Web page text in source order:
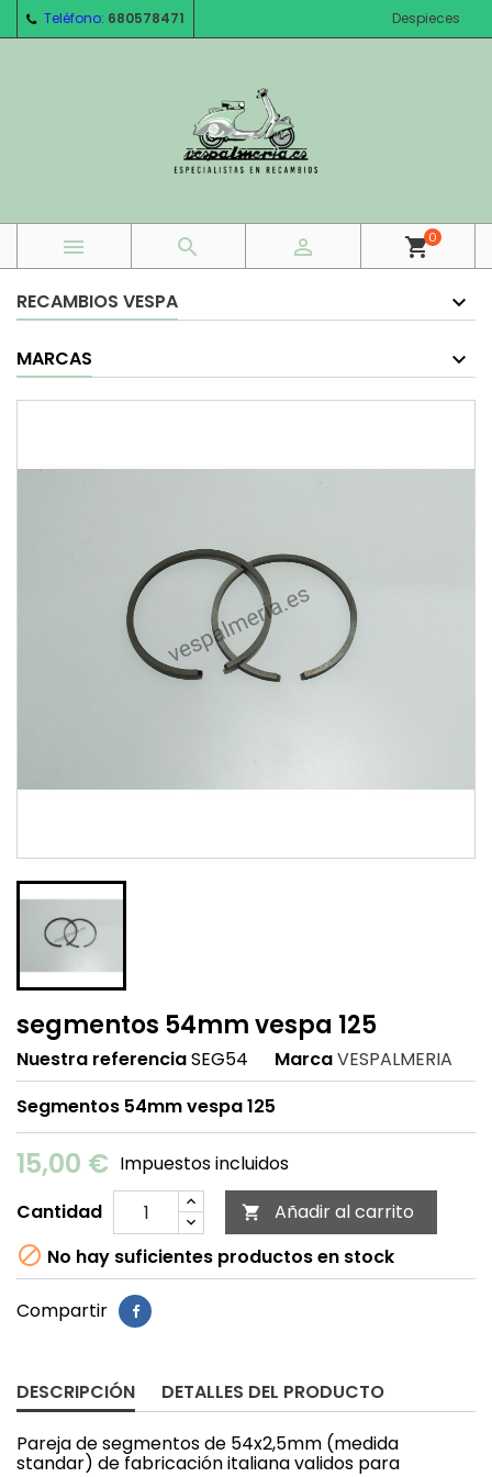
Teléfono: 680578471 Despieces
   shopping_cart0
RECAMBIOS VESPA
MARCAS
segmentos 54mm vespa 125
Nuestra referenciaSEG54 MarcaVESPALMERIA
Segmentos 54mm vespa 125
15,00 € Impuestos incluidos
Cantidad
 Añadir al carrito
 No hay suficientes productos en stock
Compartir
DESCRIPCIÓN DETALLES DEL PRODUCTO
Pareja de segmentos de 54x2,5mm (medida
standar) de fabricación italiana validos para